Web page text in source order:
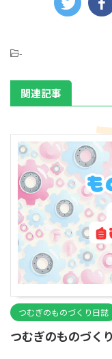
-
関連記事
つむぎのものづくり日誌
つむぎのものづく